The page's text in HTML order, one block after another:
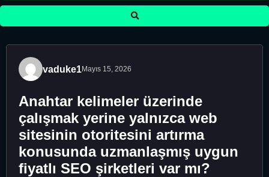
vaduke1Mayıs 15, 2026
Anahtar kelimeler üzerinde
çalışmak yerine yalnızca web
sitesinin otoritesini artırma
konusunda uzmanlaşmış uygun
fiyatlı SEO şirketleri var mı?